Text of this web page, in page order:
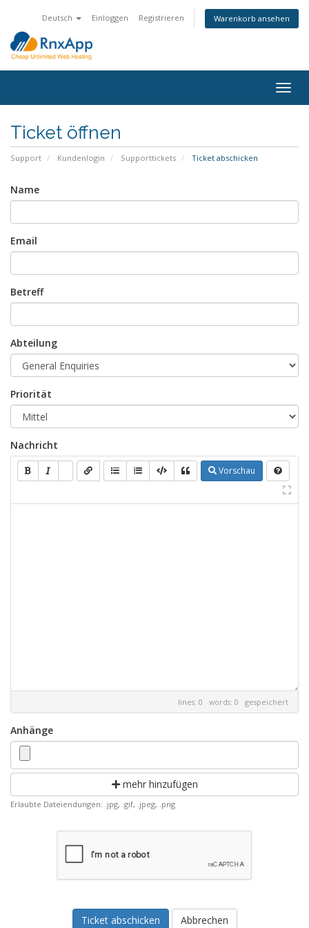
Deutsch Einloggen Registrieren Warenkorb ansehen
Ticket öffnen
Support Kundenlogin Supporttickets Ticket abschicken
Name
Email
Betreff
Abteilung
Priorität
Nachricht
Vorschau
lines: 0 words: 0 gespeichert
Anhänge
mehr hinzufügen
Erlaubte Dateiendungen: .jpg, .gif, .jpeg, .png
Abbrechen